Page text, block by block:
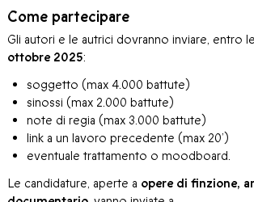
Come partecipare
Gli autori e le autrici dovranno inviare, entro le
ottobre 2025:
soggetto (max 4.000 battute)
sinossi (max 2.000 battute)
note di regia (max 3.000 battute)
link a un lavoro precedente (max 20’)
eventuale trattamento o moodboard.
Le candidature, aperte a opere di finzione,